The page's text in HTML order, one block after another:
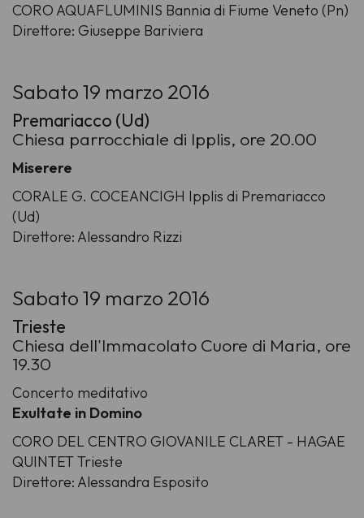
CORO AQUAFLUMINIS Bannia di Fiume Veneto (Pn)
Direttore: Giuseppe Bariviera
Sabato 19 marzo 2016
Premariacco (Ud)
Chiesa parrocchiale di Ipplis, ore 20.00
Miserere
CORALE G. COCEANCIGH Ipplis di Premariacco
(Ud)
Direttore: Alessandro Rizzi
Sabato 19 marzo 2016
Trieste
Chiesa dell'Immacolato Cuore di Maria, ore
19.30
Concerto meditativo
Exultate in Domino
CORO DEL CENTRO GIOVANILE CLARET - HAGAE
QUINTET Trieste
Direttore: Alessandra Esposito